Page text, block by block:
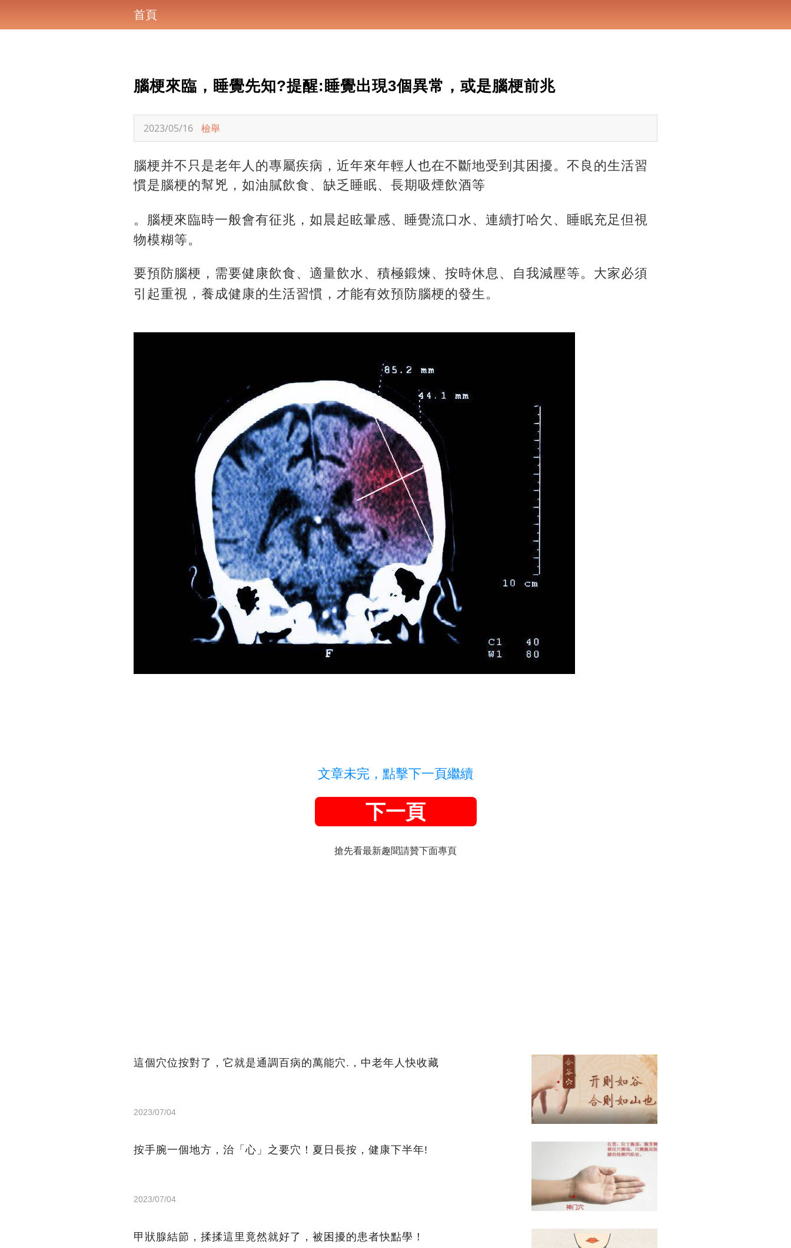
首頁
腦梗來臨，睡覺先知?提醒:睡覺出現3個異常，或是腦梗前兆
2023/05/16 檢舉
腦梗并不只是老年人的專屬疾病，近年來年輕人也在不斷地受到其困擾。不良的生活習
慣是腦梗的幫兇，如油膩飲食、缺乏睡眠、長期吸煙飲酒等
。腦梗來臨時一般會有征兆， 如晨起眩暈感、睡覺流口水、連續打哈欠、睡眠充足但視
物模糊等。
要預防腦梗，需要健康飲食、適量飲水、積極鍛煉、按時休息、自我減壓等。大家必須
引起重視，養成健康的生活習慣， 才能有效預防腦梗的發生。
文章未完，點擊下一頁繼續
下一頁
搶先看最新趣聞請贊下面專頁
這個穴位按對了，它就是通調百病的萬能穴.，中老年人快收藏
2023/07/04
按手腕一個地方，治「心」之要穴！夏日長按，健康下半年!
2023/07/04
甲狀腺結節，揉揉這里竟然就好了，被困擾的患者快點學！